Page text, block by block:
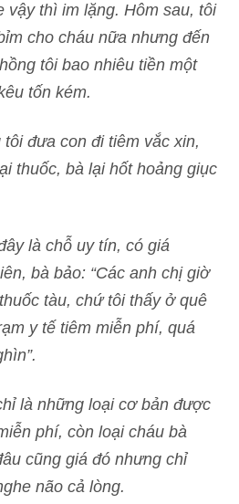
vậy thì im lặng. Hôm sau, tôi
cho cháu nữa nhưng đến
tôi bao nhiêu tiền một
tốn kém.
đưa con đi tiêm vắc xin,
thuốc, bà lại hốt hoảng giục
là chỗ uy tín, có giá
bà bảo: “Các anh chị giờ
tàu, chứ tôi thấy ở quê
y tế tiêm miễn phí, quá
là những loại cơ bản được
phí, còn loại cháu bà
cũng giá đó nhưng chỉ
não cả lòng.